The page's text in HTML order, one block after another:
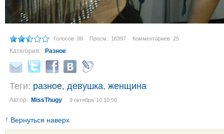
Голосов: 98 Просм.: 18397 Комментариев: 25
Категория: Разное
Теги: разное, девушка, женщина
Автор: MissThugy 9 октября´10 10:50
↑ Вернуться наверх